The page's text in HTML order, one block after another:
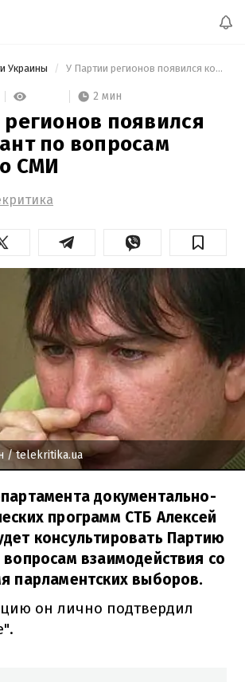
Украины У Партии регионов появился консультант по вопросам работы со СМИ
2 мин
появился
по вопросам
СМИ
/ telekritika.ua
документально-
программ СТБ Алексей
консультировать Партию
взаимодействия со
парламентских выборов.
он лично подтвердил